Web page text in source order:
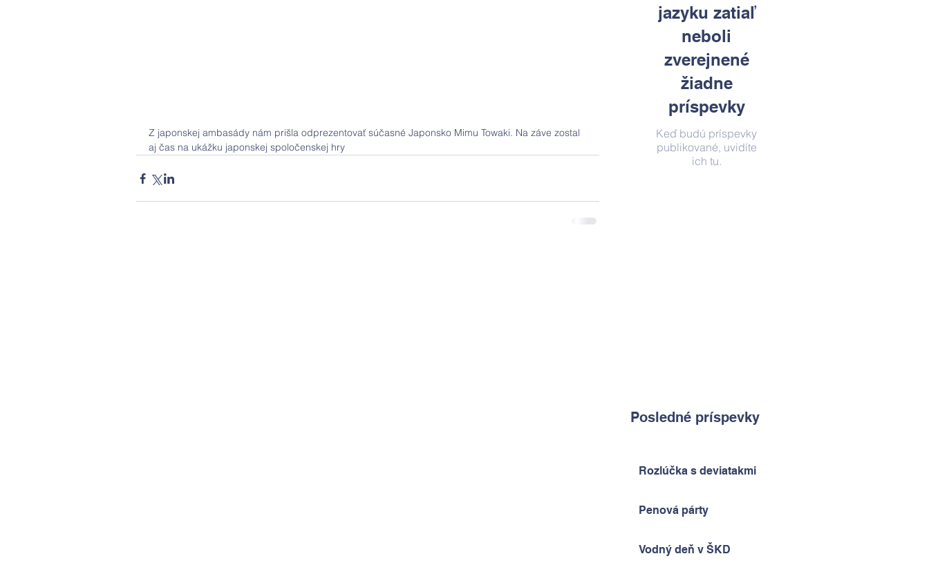
jazyku zatiaľ
neboli
zverejnené
žiadne
príspevky
Keď budú príspevky
publikované, uvidíte
ich tu.
Posledné príspevky
Rozlúčka s deviatakmi
Penová párty
Vodný deň v ŠKD
Z japonskej ambasády nám prišla odprezentovať súčasné Japonsko Mimu Towaki. Na záve zostal
aj čas na ukážku japonskej spoločenskej hry